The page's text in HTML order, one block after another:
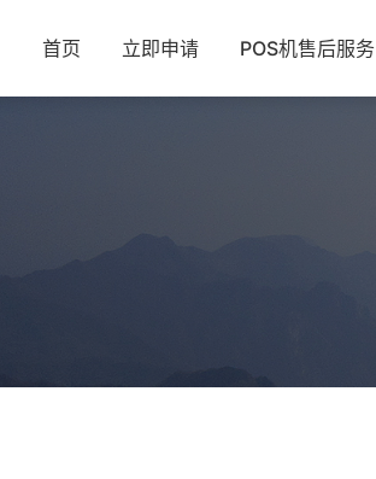
首页 立即申请 POS机售后服务